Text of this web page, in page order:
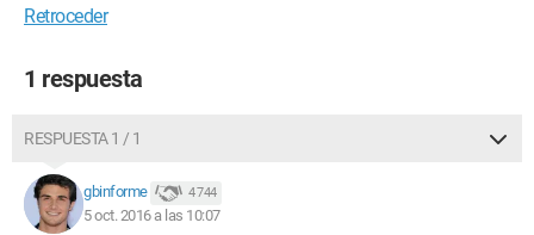
Retroceder
1 respuesta
RESPUESTA 1 / 1
gbinforme 4 744
5 oct. 2016 a las 10:07